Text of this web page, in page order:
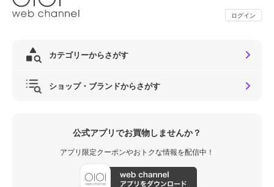
ログイン
カテゴリーからさがす
ショップ・ブランドからさがす
公式アプリでお買物しませんか？
アプリ限定クーポンやおトクな情報を配信中！